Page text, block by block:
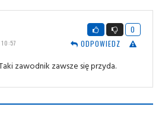
0
ODPOWIEDZ
zawodnik zawsze się przyda.